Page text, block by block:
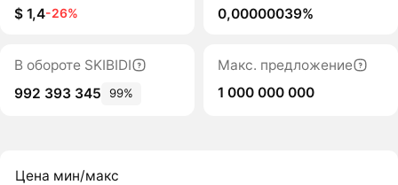
$ 1,4-26%
0,00000039%
В обороте SKIBIDI
992 393 345
99%
Макс. предложение
1 000 000 000
Цена мин/макс